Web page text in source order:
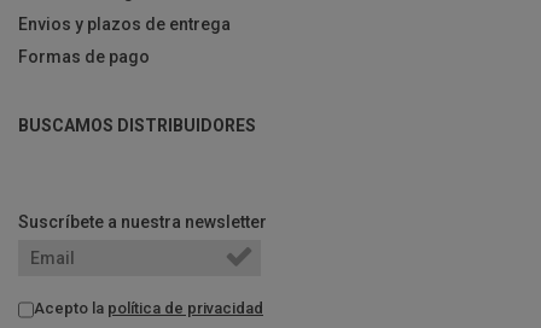
Envios y plazos de entrega
Formas de pago
BUSCAMOS DISTRIBUIDORES
Suscríbete a nuestra newsletter
Acepto la política de privacidad